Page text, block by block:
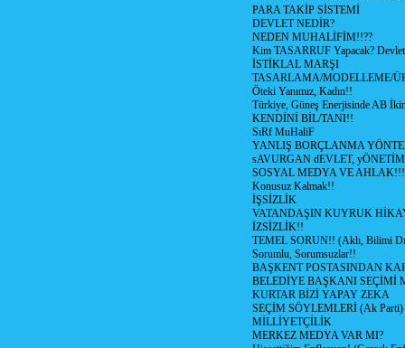
PARA TAKİP SİSTEMİ
DEVLET NEDİR?
NEDEN MUHALİFİM!!??
Kim TASARRUF Yapacak? Devlet
İSTİKLAL MARŞI
TASARLAMA/MODELLEME/
Öteki Yanımız, Kadın!!
Türkiye, Güneş Enerjisinde AB
KENDİNİ BİL/TANI!!
SıRf MuHaliF
YANLIŞ BORÇLANMA
sAVURGAN dEVLET,
SOSYAL MEDYA VE AHLAK!!!
Konusuz Kalmak!!
İŞSİZLİK
VATANDAŞIN KUYRUK
İZSİZLİK!!
TEMEL SORUN!! (Aklı, Bilimi
Sorumlu, Sorumsuzlar!!
BAŞKENT POSTASINDAN
BELEDİYE BAŞKANI SEÇİMİ
KURTAR BİZİ YAPAY ZEKA
SEÇİM SÖYLEMLERİ (Ak Parti)
MİLLİYETÇİLİK
MERKEZ MEDYA VAR MI?